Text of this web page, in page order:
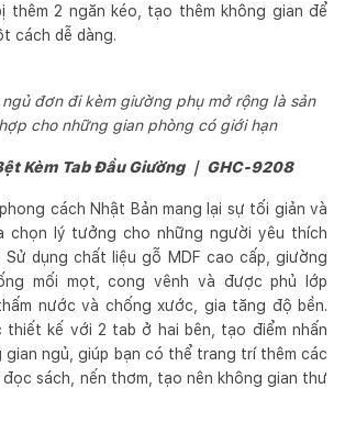
thêm 2 ngăn kéo, tạo thêm không gian để
cách dễ dàng.
đơn đi kèm giường phụ mở rộng là sản
cho những gian phòng có giới hạn
Kèm Tab Đầu Giường ｜ GHC-9208
cách Nhật Bản mang lại sự tối giản và
chọn lý tưởng cho những người yêu thích
dụng chất liệu gỗ MDF cao cấp, giường
mối mọt, cong vênh và được phủ lớp
nước và chống xước, gia tăng độ bền.
kế với 2 tab ở hai bên, tạo điểm nhấn
gian ngủ, giúp bạn có thể trang trí thêm các
sách, nến thơm, tạo nên không gian thư